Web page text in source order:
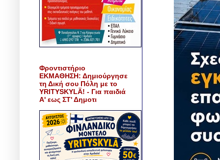
Φροντιστήριο
ΕΚΜΑΘΗΣΗ: Δημιούργησε
τη Δική σου Πόλη με το
YRITYSKYLÄ! - Για παιδιά
Α' εως ΣΤ' Δημοτι